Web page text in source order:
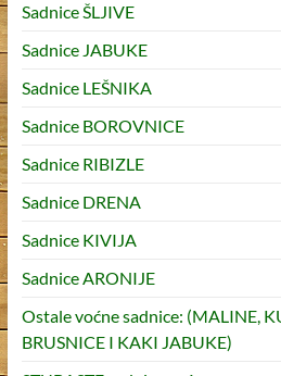
Sadnice ŠLJIVE
Sadnice JABUKE
Sadnice LEŠNIKA
Sadnice BOROVNICE
Sadnice RIBIZLE
Sadnice DRENA
Sadnice KIVIJA
Sadnice ARONIJE
Ostale voćne sadnice: (MALINE,
BRUSNICE I KAKI JABUKE)